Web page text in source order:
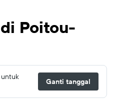
Poitou-
untuk
Ganti tanggal